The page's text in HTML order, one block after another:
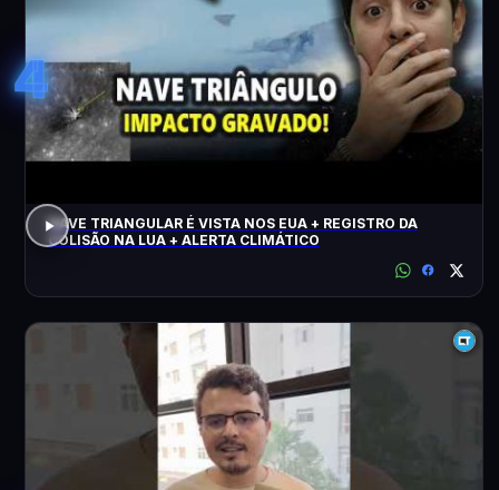
4
NAVE TRIANGULAR É VISTA NOS EUA + REGISTRO DA
COLISÃO NA LUA + ALERTA CLIMÁTICO